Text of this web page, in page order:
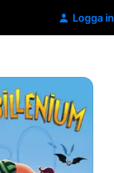
Logga in